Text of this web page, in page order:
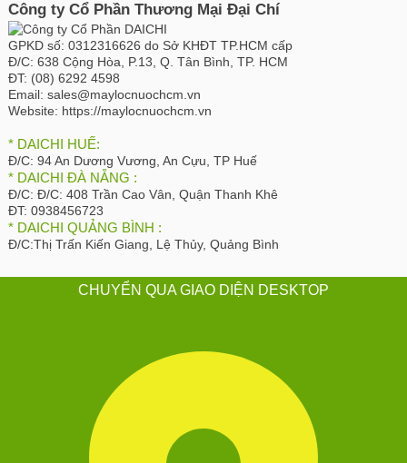
Công ty Cổ Phần Thương Mại Đại Chí
GPKD số: 0312316626 do Sở KHĐT TP.HCM cấp
Đ/C: 638 Cộng Hòa, P.13, Q. Tân Bình, TP. HCM
ĐT: (08) 6292 4598
Email: sales@maylocnuochcm.vn
Website: https://maylocnuochcm.vn
* DAICHI HUẾ:
Đ/C: 94 An Dương Vương, An Cựu, TP Huế
* DAICHI ĐÀ NẴNG :
Đ/C: Đ/C: 408 Trần Cao Vân, Quận Thanh Khê
ĐT: 0938456723
* DAICHI QUẢNG BÌNH :
Đ/C:Thị Trấn Kiến Giang, Lệ Thủy, Quảng Bình
CHUYỂN QUA GIAO DIỆN DESKTOP